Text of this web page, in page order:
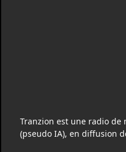
Tranzion est une radio
(pseudo IA), en diffusion